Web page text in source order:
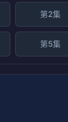
第2集
第5集